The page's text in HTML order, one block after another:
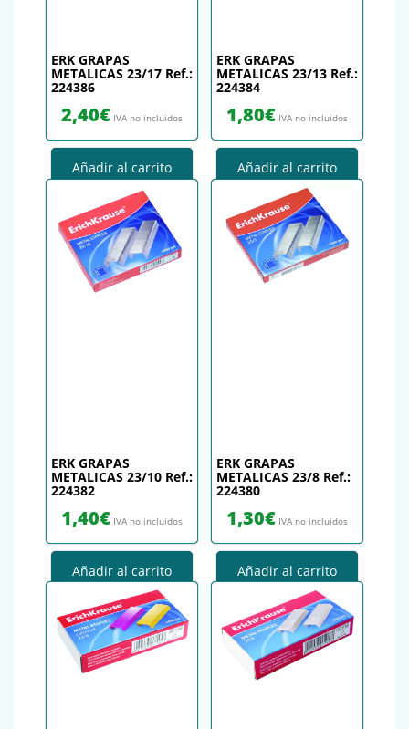
ERK GRAPAS
METALICAS 23/17 Ref.:
224386
2,40€ IVA no incluidos
Añadir al carrito
ERK GRAPAS
METALICAS 23/13 Ref.:
224384
1,80€ IVA no incluidos
Añadir al carrito
ERK GRAPAS
METALICAS 23/10 Ref.:
224382
1,40€ IVA no incluidos
Añadir al carrito
ERK GRAPAS
METALICAS 23/8 Ref.:
224380
1,30€ IVA no incluidos
Añadir al carrito